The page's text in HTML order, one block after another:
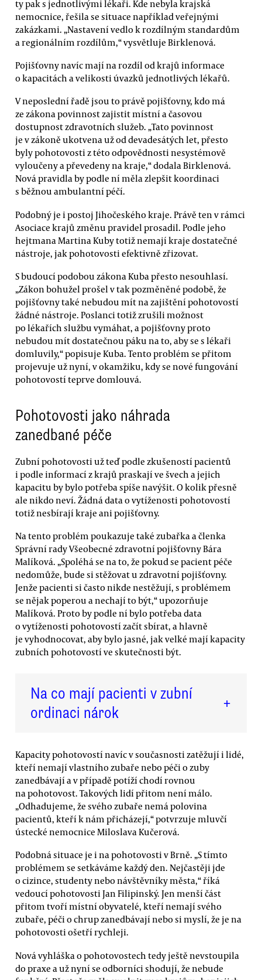
ty pak s jednotlivými lékaři. Kde nebyla krajská
nemocnice, řešila se situace například veřejnými
zakázkami. „Nastavení vedlo k rozdílným standardům
a regionálním rozdílům,“ vysvětluje Birklenová.
Pojišťovny navíc mají na rozdíl od krajů informace
o kapacitách a velikosti úvazků jednotlivých lékařů.
V neposlední řadě jsou to právě pojišťovny, kdo má
ze zákona povinnost zajistit místní a časovou
dostupnost zdravotních služeb. „Tato povinnost
je v zákoně ukotvena už od devadesátých let, přesto
byly pohotovosti z této odpovědnosti nesystémově
vyloučeny a převedeny na kraje,“ dodala Birklenová.
Nová pravidla by podle ní měla zlepšit koordinaci
s běžnou ambulantní péčí.
Podobný je i postoj Jihočeského kraje. Právě ten v rámci
Asociace krajů změnu pravidel prosadil. Podle jeho
hejtmana Martina Kuby totiž nemají kraje dostatečné
nástroje, jak pohotovosti efektivně zřizovat.
S budoucí podobou zákona Kuba přesto nesouhlasí.
„Zákon bohužel prošel v tak pozměněné podobě, že
pojišťovny také nebudou mít na zajištění pohotovostí
žádné nástroje. Poslanci totiž zrušili možnost
po lékařích službu vymáhat, a pojišťovny proto
nebudou mít dostatečnou páku na to, aby se s lékaři
domluvily,“ popisuje Kuba. Tento problém se přitom
projevuje už nyní, v okamžiku, kdy se nové fungování
pohotovostí teprve domlouvá.
Pohotovosti jako náhrada
zanedbané péče
Zubní pohotovosti už teď podle zkušeností pacientů
i podle informací z krajů praskají ve švech a jejich
kapacitu by bylo potřeba spíše navýšit. O kolik přesně
ale nikdo neví. Žádná data o vytíženosti pohotovostí
totiž nesbírají kraje ani pojišťovny.
Na tento problém poukazuje také zubařka a členka
Správní rady Všeobecné zdravotní pojišťovny Bára
Malíková. „Spoléhá se na to, že pokud se pacient péče
nedomůže, bude si stěžovat u zdravotní pojišťovny.
Jenže pacienti si často nikde nestěžují, s problémem
se nějak poperou a nechají to být,“ upozorňuje
Malíková. Proto by podle ní bylo potřeba data
o vytíženosti pohotovostí začít sbírat, a hlavně
je vyhodnocovat, aby bylo jasné, jak velké mají kapacity
zubních pohotovostí ve skutečnosti být.
Na co mají pacienti v zubní
ordinaci nárok
+
Kapacity pohotovostí navíc v současnosti zatěžují i lidé,
kteří nemají vlastního zubaře nebo péči o zuby
zanedbávají a v případě potíží chodí rovnou
na pohotovost. Takových lidí přitom není málo.
„Odhadujeme, že svého zubaře nemá polovina
pacientů, kteří k nám přicházejí,“ potvrzuje mluvčí
ústecké nemocnice Miloslava Kučerová.
Podobná situace je i na pohotovosti v Brně. „S tímto
problémem se setkáváme každý den. Nejčastěji jde
o cizince, studenty nebo návštěvníky města,“ říká
vedoucí pohotovosti Jan Filipinský. Jen menší část
přitom tvoří místní obyvatelé, kteří nemají svého
zubaře, péči o chrup zanedbávají nebo si myslí, že je na
pohotovosti ošetří rychleji.
Nová vyhláška o pohotovostech tedy ještě nevstoupila
do praxe a už nyní se odborníci shodují, že nebude